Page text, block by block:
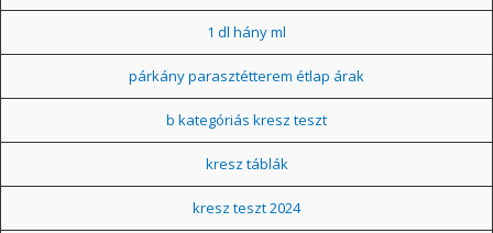
1 dl hány ml
párkány parasztétterem étlap árak
b kategóriás kresz teszt
kresz táblák
kresz teszt 2024